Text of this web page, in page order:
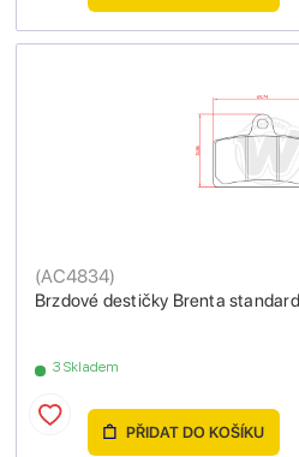
Brzdové destičky Brenta
(AC4834)
3 Skladem
PŘIDAT DO KOŠÍKU